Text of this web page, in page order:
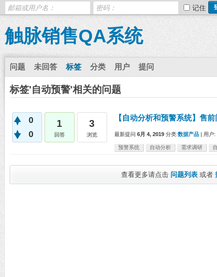
记住
触脉销售QA系统
问题 未回答 标签 分类 用户 提问
标签'自动预警'相关的问题
0
0
1
回答
3
浏览
【自动分析和预警系统】售
最新提问 6月 4, 2019 分类:数据产品 用户:
预警系统 自动分析 需求调研
查看更多请点击 问题列表 或者